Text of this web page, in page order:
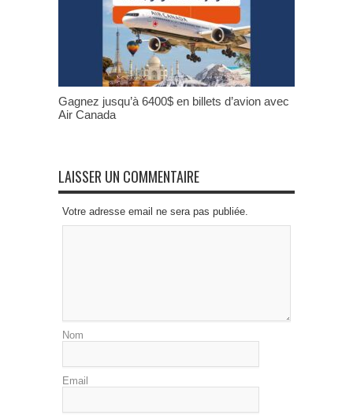
Gagnez jusqu’à 6400$ en billets d’avion avec
Air Canada
LAISSER UN COMMENTAIRE
Votre adresse email ne sera pas publiée.
Nom
Email